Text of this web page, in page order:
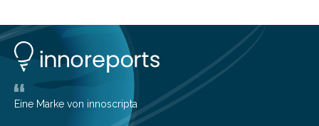
Lösungen interessieren. 1. Multibanking-Tools: Alle
Konten auf einen Blick Viele Banken bieten bereits in
ihrem Online-Banking eine Multibanking-Funktion an,
mit der sich Konten bei anderen Banken…
Eine Marke von innoscripta